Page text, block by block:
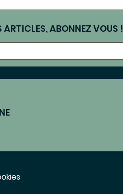
ARTICLES, ABONNEZ VOUS !